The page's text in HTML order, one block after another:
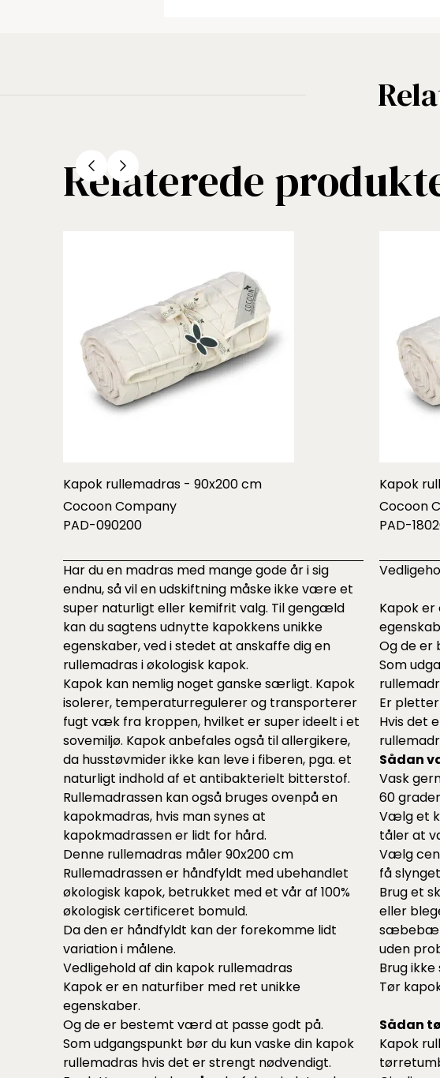
Relaterede
Kapok rullemadras - 90x200 cm
Cocoon Company
PAD-090200
Har du en madras med mange gode år i sig
endnu, så vil en udskiftning måske ikke være et
super naturligt eller kemifrit valg. Til gengæld
kan du sagtens udnytte kapokkens unikke
egenskaber, ved i stedet at anskaffe dig en
rullemadras i økologisk kapok.
Kapok kan nemlig noget ganske særligt. Kapok
isolerer, temperaturregulerer og transporterer
fugt væk fra kroppen, hvilket er super ideelt i et
sovemiljø. Kapok anbefales også til allergikere,
da husstøvmider ikke kan leve i fiberen, pga. et
naturligt indhold af et antibakterielt bitterstof.
Rullemadrassen kan også bruges ovenpå en
kapokmadras, hvis man synes at
kapokmadrassen er lidt for hård.
Denne rullemadras måler 90x200 cm
Rullemadrassen er håndfyldt med ubehandlet
økologisk kapok, betrukket med et vår af 100%
økologisk certificeret bomuld.
Da den er håndfyldt kan der forekomme lidt
variation i målene.
Vedligehold af din kapok rullemadras
Kapok er en naturfiber med ret unikke
egenskaber.
Og de er bestemt værd at passe godt på.
Som udgangspunkt bør du kun vaske din kapok
rullemadras hvis det er strengt nødvendigt.
Kapok
Cocoon
PAD-
Kapok
Og de
Som
Er
Hvis det
Sådan
Vask
60
Vælg et
tåler at
Vælg
få
Brug et
eller
uden
Brug
Tør
Sådan
Kapok